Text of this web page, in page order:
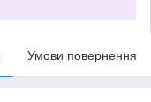
Умови повернення